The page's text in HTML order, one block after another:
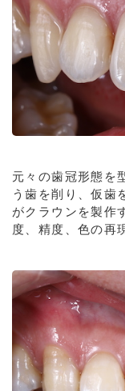
元々の歯冠形態を
う歯を削り、仮歯
がクラウンを製作
度、精度、色の再